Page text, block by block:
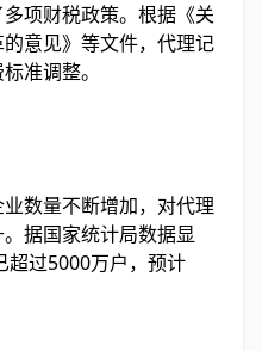
项财税政策。根据《关
意见》等文件，代理记
准调整。
数量不断增加，对代理
据国家统计局数据显
超过5000万户，预计